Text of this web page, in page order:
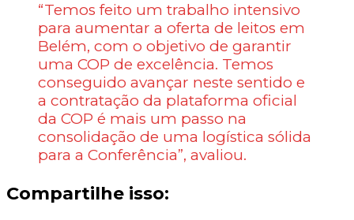
“Temos feito um trabalho intensivo
para aumentar a oferta de leitos em
Belém, com o objetivo de garantir
uma COP de excelência. Temos
conseguido avançar neste sentido e
a contratação da plataforma oficial
da COP é mais um passo na
consolidação de uma logística sólida
para a Conferência”, avaliou.
Compartilhe isso: